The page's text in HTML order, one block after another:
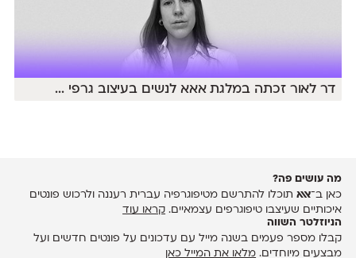
דר לאור זכתה במלגת אאא לנשים בעיצוב גרפי ...
מה עושים פה?
כאן ב־אאאתוכלו להתרשם מטיפוגרפיה עברית רעננה ולרכוש פונטים
איכותיים שעיצבו טיפוגרפים עצמאיים. קראו עוד
הניוזלטר השווה
קבלו מספר פעמים בשנה מייל עם עדכונים על פונטים חדשים ועל
מבצעים מיוחדים. מלאו את המייל כאן